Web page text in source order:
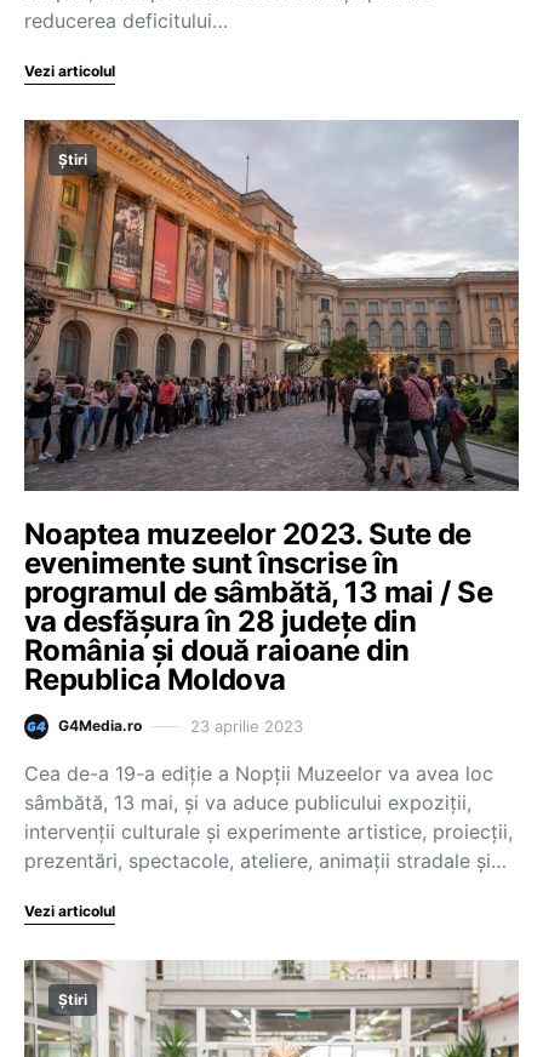
reducerea deficitului…
Vezi articolul
Știri
Noaptea muzeelor 2023. Sute de
evenimente sunt înscrise în
programul de sâmbătă, 13 mai / Se
va desfășura în 28 județe din
România și două raioane din
Republica Moldova
G4Media.ro 23 aprilie 2023
Cea de-a 19-a ediţie a Nopţii Muzeelor va avea loc
sâmbătă, 13 mai, şi va aduce publicului expoziţii,
intervenţii culturale şi experimente artistice, proiecţii,
prezentări, spectacole, ateliere, animaţii stradale şi…
Vezi articolul
Știri